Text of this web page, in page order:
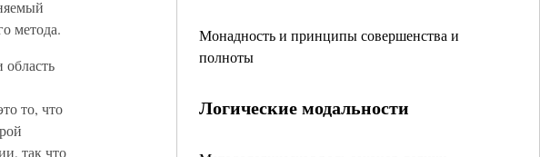
Монадность и принципы совершенства и
полноты
Логические модальности
метода.
область
то, что
так что